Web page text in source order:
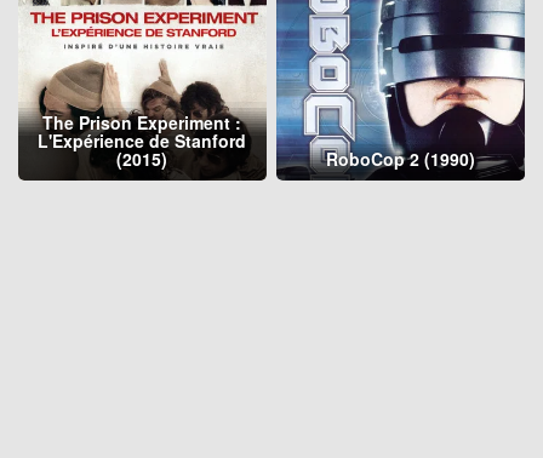
The Prison Experiment :
L'Expérience de Stanford
(2015) RoboCop 2 (1990)